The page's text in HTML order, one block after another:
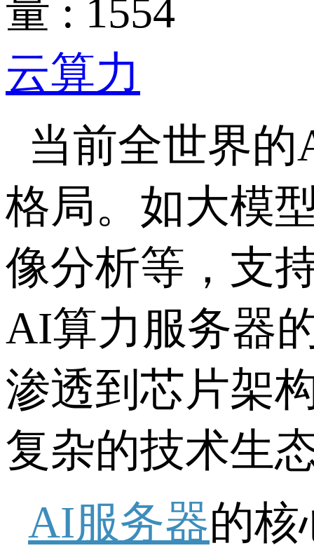
量 : 1554
云算力
当前全世界
格局。如大模
像分析等，支
AI算力服务器
渗透到芯片架
复杂的技术生
AI服务器的核